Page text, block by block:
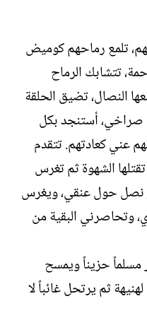
تلمع رماحهم كوميض
تتشابك الرماح
النصال، تضيق الحلقة
أستنجد بكل
عني كعادتهم. تتقدم
الشهوة ثم تغرس
نصل حول عنقي، ويغرس
وتحاصرني البقية من
حزيناً ويمسح
ثم يرتحل غائباً لا